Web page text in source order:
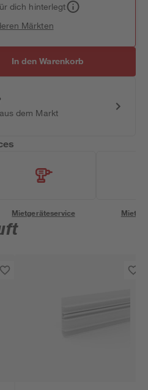
dich hinterlegt
Märkten
In den Warenkorb
dem Markt
Mietgeräteservice